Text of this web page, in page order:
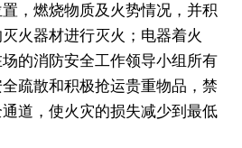
，燃烧物质及火势情况，并积
火器材进行灭火；电器着火
的消防安全工作领导小组所有
疏散和积极抢运贵重物品，禁
道，使火灾的损失减少到最低